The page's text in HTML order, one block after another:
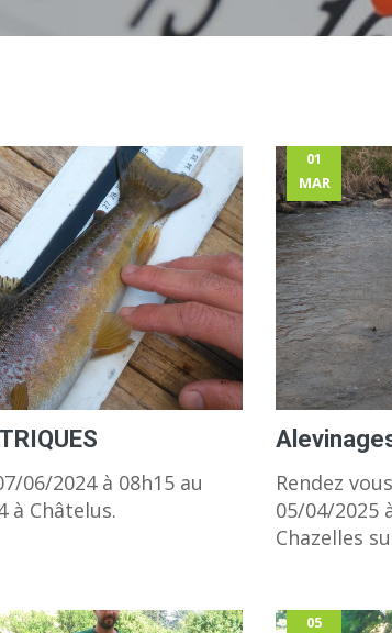
06/2024 à 08h15 au
à Châtelus.
01
MAR
Rendez
05/04/2025
Chazelles
05